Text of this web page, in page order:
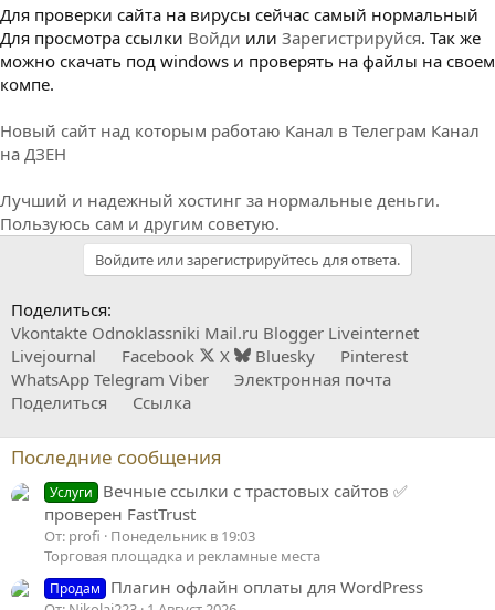
Для проверки сайта на вирусы сейчас самый нормальный
Для просмотра ссылки Войди или Зарегистрируйся. Так же
можно скачать под windows и проверять на файлы на своем
компе.
Новый сайт над которым работаю Канал в Телеграм Канал
на ДЗЕН
Лучший и надежный хостинг за нормальные деньги.
Пользуюсь сам и другим советую.
Войдите или зарегистрируйтесь для ответа.
Поделиться:
Vkontakte Odnoklassniki Mail.ru Blogger Liveinternet
Livejournal
Facebook X Bluesky
Pinterest
WhatsApp Telegram Viber
Электронная почта
Поделиться
Ссылка
Последние сообщения
Услуги
Вечные ссылки с трастовых сайтов ✅
проверен FastTrust
От: profi
Понедельник в 19:03
Торговая площадка и рекламные места
Продам Плагин офлайн оплаты для WordPress